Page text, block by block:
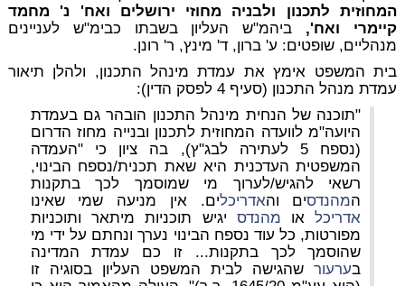
המחוזית לתכנון ולבניה מחוזי ירושלים ואח' נ' מחמד
קיימרי ואח', ביהמ"ש העליון בשבתו כבימ"ש לעניינים
מנהליים, שופטים: ע' ברון, ד' מינץ, ר' רונן.
בית המשפט אימץ את עמדת מינהל התכנון, ולהלן תיאור
עמדת מנהל התכנון (סעיף 4 לפסק הדין):
"תוכנה של הנחית מינהל התכנון הובהר גם בעמדת
היועה"מ לוועדה המחוזית לתכנון ובנייה מחוז הדרום
(נספח 5 לעתירה לבג"ץ), בה ציון כי "העמדה
המשפטית העדכנית היא שאת תכנית/נספח הבינוי,
רשאי להגיש/לערוך מי שמוסמך לכך בתקנות
המהנדסים והאדריכלים. אין מניעה שמי שאינו
אדריכלאו מהנדס יגיש תוכניות מיתאר ותוכניות
מפורטות, כל עוד נספח הבינוי נערך ונחתם על ידי מי
שהוסמך לכך בתקנות... זו כם עמדת המדינה
בערעורשהגישה לבית המשפט העליון בסוגיה זו